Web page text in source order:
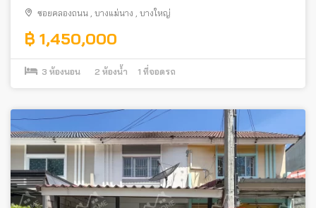
ซอยคลองถนน บางแม่นาง บางใหญ่
฿ 1,450,000
3 ห้องนอน 2 ห้องน้ำ 1 ที่จอดรถ